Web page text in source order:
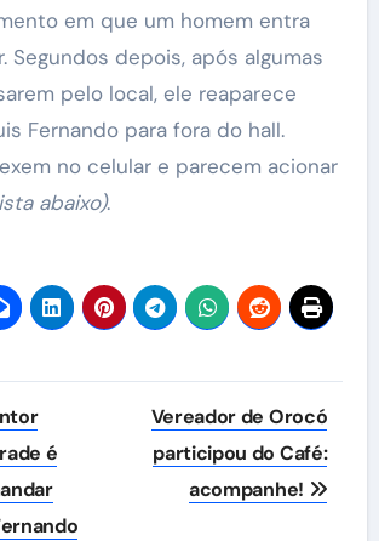
em que um homem entra
Segundos depois, após algumas
pelo local, ele reaparece
Fernando para fora do hall.
no celular e parecem acionar
abaixo).
é
Vereador de Orocó
participou do Café:
acompanhe!